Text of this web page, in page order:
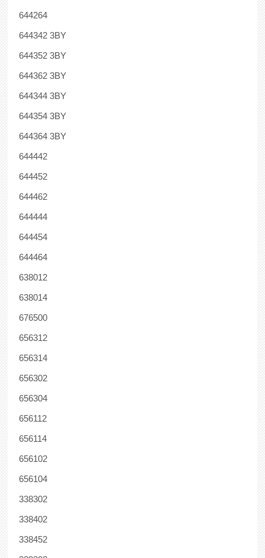
644264
644342 3BY
644352 3BY
644362 3BY
644344 3BY
644354 3BY
644364 3BY
644442
644452
644462
644444
644454
644464
638012
638014
676500
656312
656314
656302
656304
656112
656114
656102
656104
338302
338402
338452